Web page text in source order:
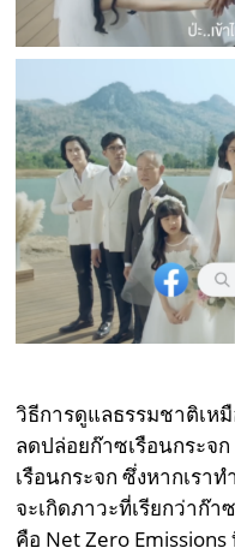
วิธีการดูแลธรรมชาติเห
ลดปล่อยก๊าซเรือนกระจ
เรือนกระจก ซึ่งหากเรา
จะเกิดภาวะที่เรียกว่าก๊
คือ Net Zero